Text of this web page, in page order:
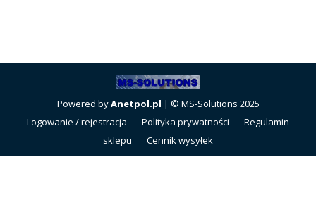
Powered byAnetpol.pl | © MS-Solutions 2025
Logowanie / rejestracja
Polityka prywatności
Regulamin
sklepu
Cennik wysyłek